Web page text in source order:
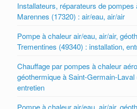
Installateurs, réparateurs de pompes
Marennes (17320) : air/eau, air/air
Pompe à chaleur air/eau, air/air,
Trementines (49340) : installation,
Chauffage par pompes à chaleur
géothermique à Saint-Germain-Laval
entretien